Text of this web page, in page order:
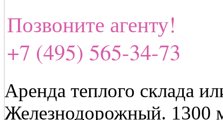
Позвоните агенту!
+7 (495) 565-34-73
Аренда теплого склада
Железнодорожный. 1300